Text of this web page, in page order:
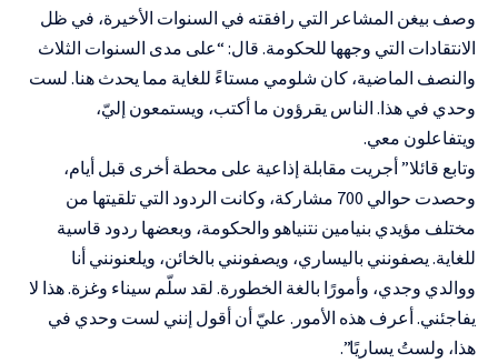
وصف بيغن المشاعر التي رافقته في السنوات الأخيرة، في ظل
الانتقادات التي وجهها للحكومة. قال: “على مدى السنوات الثلاث
والنصف الماضية، كان شلومي مستاءً للغاية مما يحدث هنا. لست
وحدي في هذا. الناس يقرؤون ما أكتب، ويستمعون إليّ،
ويتفاعلون معي.
وتابع قائلا” أجريت مقابلة إذاعية على محطة أخرى قبل أيام،
وحصدت حوالي 700 مشاركة، وكانت الردود التي تلقيتها من
مختلف مؤيدي بنيامين نتنياهو والحكومة، وبعضها ردود قاسية
للغاية. يصفونني باليساري، ويصفونني بالخائن، ويلعنونني أنا
ووالدي وجدي، وأمورًا بالغة الخطورة. لقد سلّم سيناء وغزة. هذا لا
يفاجئني. أعرف هذه الأمور. عليّ أن أقول إنني لست وحدي في
هذا، ولستُ يساريًا”.